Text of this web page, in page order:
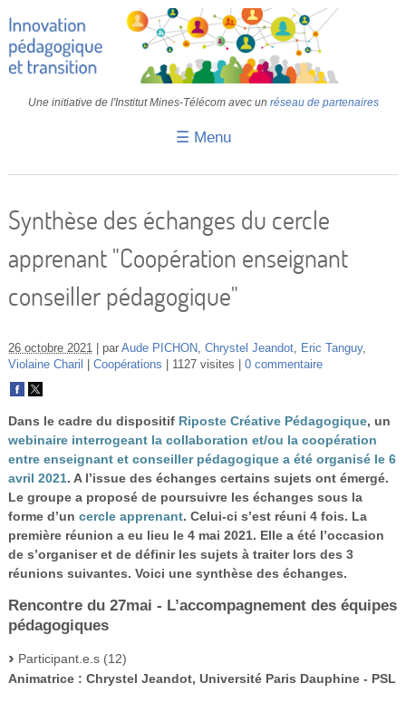
Une initiative de l'Institut Mines-Télécom avec un réseau de partenaires
☰ Menu
Retours d’expériences
IA
IMT
Vidéos
S’inscrire
Se connecter
Synthèse des échanges du cercle
apprenant "Coopération enseignant
conseiller pédagogique"
26 octobre 2021 par Aude PICHON Chrystel Jeandot, Eric Tanguy,
Violaine Charil
Coopérations 1127 visites 0 commentaire
Dans le cadre du dispositif Riposte Créative Pédagogique, un
webinaire interrogeant la collaboration et/ou la coopération
entre enseignant et conseiller pédagogique a été organisé le 6
avril 2021. A l’issue des échanges certains sujets ont émergé.
Le groupe a proposé de poursuivre les échanges sous la
forme d’un cercle apprenant. Celui-ci s’est réuni 4 fois. La
première réunion a eu lieu le 4 mai 2021. Elle a été l’occasion
de s’organiser et de définir les sujets à traiter lors des 3
réunions suivantes. Voici une synthèse des échanges.
Rencontre du 27mai - L’accompagnement des équipes
pédagogiques
Participant.e.s (12)
Animatrice : Chrystel Jeandot, Université Paris Dauphine - PSL